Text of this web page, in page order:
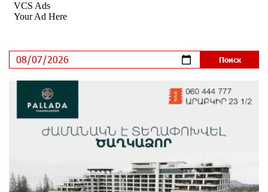
Состоялось открытие Khachaturian Rooftop при
поддержке IDBank
Пашинян ты упустил свой шанс уйти спокойно.
Аршак Карапетян
9 дней назад
Обновленный Центр продаж и обслуживания Ucom
открылся по адресу ул. Шаумяна, 24/2 в Арарате